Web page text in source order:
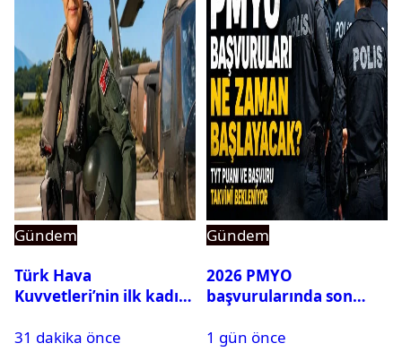
Gündem
Türk Hava
Kuvvetleri’nin ilk kadın
Karapınar hakkında
31 dakika önce
Gündem
2026 PMYO
başvurularında son
1 gün önce